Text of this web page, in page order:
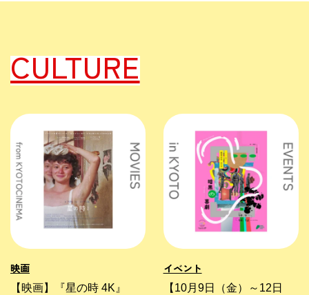
CULTURE
映画
【映画】『星の時 4K』
イベント
【10月9日（金）～12日